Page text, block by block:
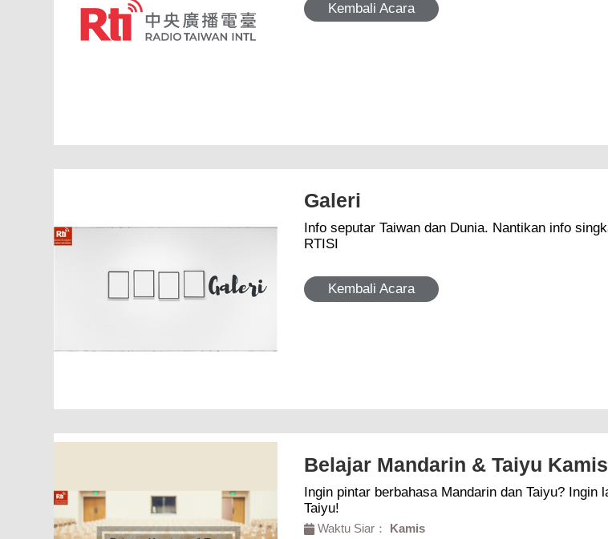
Kembali Acara
Galeri
Info seputar Taiwan dan Dunia. Nantikan info singkat terkini seputar Taiwan dan Dunia. Hanya di Galeri
RTISI
Kembali Acara
Belajar Mandarin & Taiyu Kamis
Ingin pintar berbahasa Mandarin dan Taiyu? Ingin lancar dalam komunikasi? Simak Belajar Mandarin &
Waktu Siar： Kamis